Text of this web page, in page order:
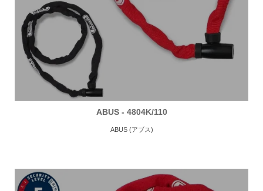
ABUS - 4804K/110
ABUS (アブス)